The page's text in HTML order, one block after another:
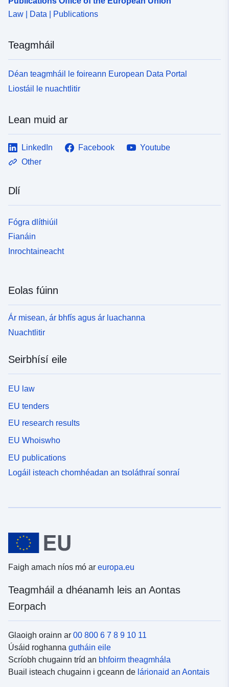
Law | Data | Publications
Teagmháil
Déan teagmháil le foireann European Data Portal
Liostáil le nuachtlitir
Lean muid ar
LinkedIn Facebook
Youtube
Other
Dlí
Fógra dlíthiúil
Fianáin
Inrochtaineacht
Eolas fúinn
Ár misean, ár bhfís agus ár luachanna
Nuachtlitir
Seirbhísí eile
EU law
EU tenders
EU research results
EU Whoiswho
EU publications
Logáil isteach chomhéadan an tsoláthraí sonraí
Faigh amach níos mó ar europa.eu
Teagmháil a dhéanamh leis an Aontas
Eorpach
Glaoigh orainn ar 00 800 6 7 8 9 10 11
Úsáid roghanna gutháin eile
Scríobh chugainn tríd an bhfoirm theagmhála
Buail isteach chugainn i gceann de lárionaid an Aontais